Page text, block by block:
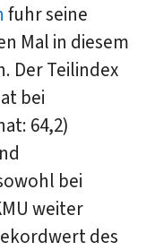
fuhr seine
Mal in diesem
Der Teilindex
bei
64,2)
bei
weiter
des